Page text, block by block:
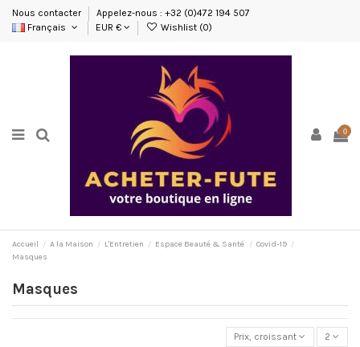
Nous contacter
Appelez-nous : +32 (0)472 194 507
Français
EUR € Wishlist (0)
0
Accueil A la Maison L'Entretien Espace Beauté & Santé
Covid-19
Masques
Masques
Prix, croissant 2